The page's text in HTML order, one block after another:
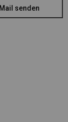
senden